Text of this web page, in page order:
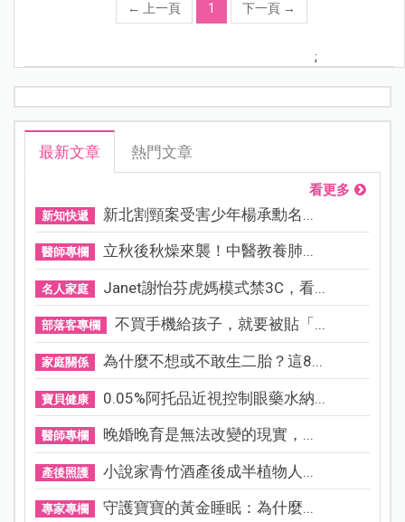
← 上一頁 1 下一頁 →
;
最新文章 熱門文章
看更多
新知快遞 新北割頸案受害少年楊承勳名...
醫師專欄 立秋後秋燥來襲！中醫教養肺...
名人家庭 Janet謝怡芬虎媽模式禁3C，看...
部落客專欄 不買手機給孩子，就要被貼「...
家庭關係 為什麼不想或不敢生二胎？這8...
寶貝健康 0.05%阿托品近視控制眼藥水納...
醫師專欄 晚婚晚育是無法改變的現實，...
產後照護 小說家青竹酒產後成半植物人...
專家專欄 守護寶寶的黃金睡眠：為什麼...